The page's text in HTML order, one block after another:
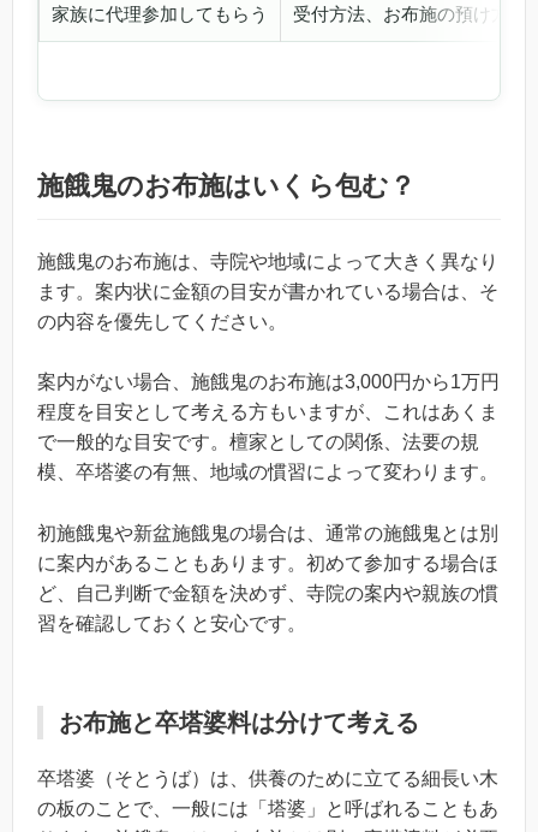
家族に代理参加してもらう 受付方法、お布施の預け方
施餓鬼のお布施はいくら包む？
施餓鬼のお布施は、寺院や地域によって大きく異なり
ます。案内状に金額の目安が書かれている場合は、そ
の内容を優先してください。
案内がない場合、施餓鬼のお布施は3,000円から1万円
程度を目安として考える方もいますが、これはあくま
で一般的な目安です。檀家としての関係、法要の規
模、卒塔婆の有無、地域の慣習によって変わります。
初施餓鬼や新盆施餓鬼の場合は、通常の施餓鬼とは別
に案内があることもあります。初めて参加する場合ほ
ど、自己判断で金額を決めず、寺院の案内や親族の慣
習を確認しておくと安心です。
お布施と卒塔婆料は分けて考える
卒塔婆（そとうば）は、供養のために立てる細長い木
の板のことで、一般には「塔婆」と呼ばれることもあ